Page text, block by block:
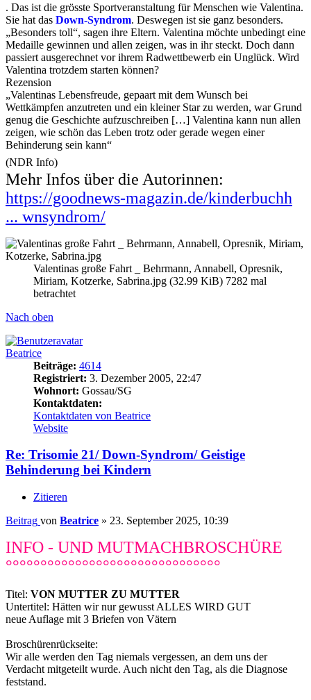
. Das ist die grösste Sportveranstaltung für Menschen wie Valentina.
Sie hat das Down-Syndrom. Deswegen ist sie ganz besonders.
„Besonders toll“, sagen ihre Eltern. Valentina möchte unbedingt eine
Medaille gewinnen und allen zeigen, was in ihr steckt. Doch dann
passiert ausgerechnet vor ihrem Radwettbewerb ein Unglück. Wird
Valentina trotzdem starten können?
Rezension
„Valentinas Lebensfreude, gepaart mit dem Wunsch bei
Wettkämpfen anzutreten und ein kleiner Star zu werden, war Grund
genug die Geschichte aufzuschreiben […] Valentina kann nun allen
zeigen, wie schön das Leben trotz oder gerade wegen einer
Behinderung sein kann“
(NDR Info)
Mehr Infos über die Autorinnen:
https://goodnews-magazin.de/kinderbuchh
... wnsyndrom/
Valentinas große Fahrt _ Behrmann, Annabell, Opresnik,
Miriam, Kotzerke, Sabrina.jpg (32.99 KiB) 7282 mal
betrachtet
Nach oben
Beatrice
Beiträge: 4614
Registriert: 3. Dezember 2005, 22:47
Wohnort: Gossau/SG
Kontaktdaten:
Kontaktdaten von Beatrice
Website
Re: Trisomie 21/ Down-Syndrom/ Geistige
Behinderung bei Kindern
Zitieren
Beitrag von Beatrice » 23. September 2025, 10:39
INFO - UND MUTMACHBROSCHÜRE
°°°°°°°°°°°°°°°°°°°°°°°°°°°°°°°
Titel: VON MUTTER ZU MUTTER
Untertitel: Hätten wir nur gewusst ALLES WIRD GUT
neue Auflage mit 3 Briefen von Vätern
Broschürenrückseite:
Wir alle werden den Tag niemals vergessen, an dem uns der
Verdacht mitgeteilt wurde. Auch nicht den Tag, als die Diagnose
feststand.